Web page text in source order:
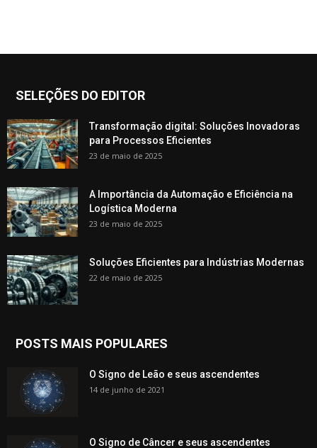
SELEÇÕES DO EDITOR
Transformação digital: Soluções Inovadoras
para Processos Eficientes
23 de maio de 2025
A Importância da Automação e Eficiência na
Logística Moderna
23 de maio de 2025
Soluções Eficientes para Indústrias Modernas
22 de maio de 2025
POSTS MAIS POPULARES
O Signo de Leão e seus ascendentes
14 de junho de 2021
O Signo de Câncer e seus ascendentes